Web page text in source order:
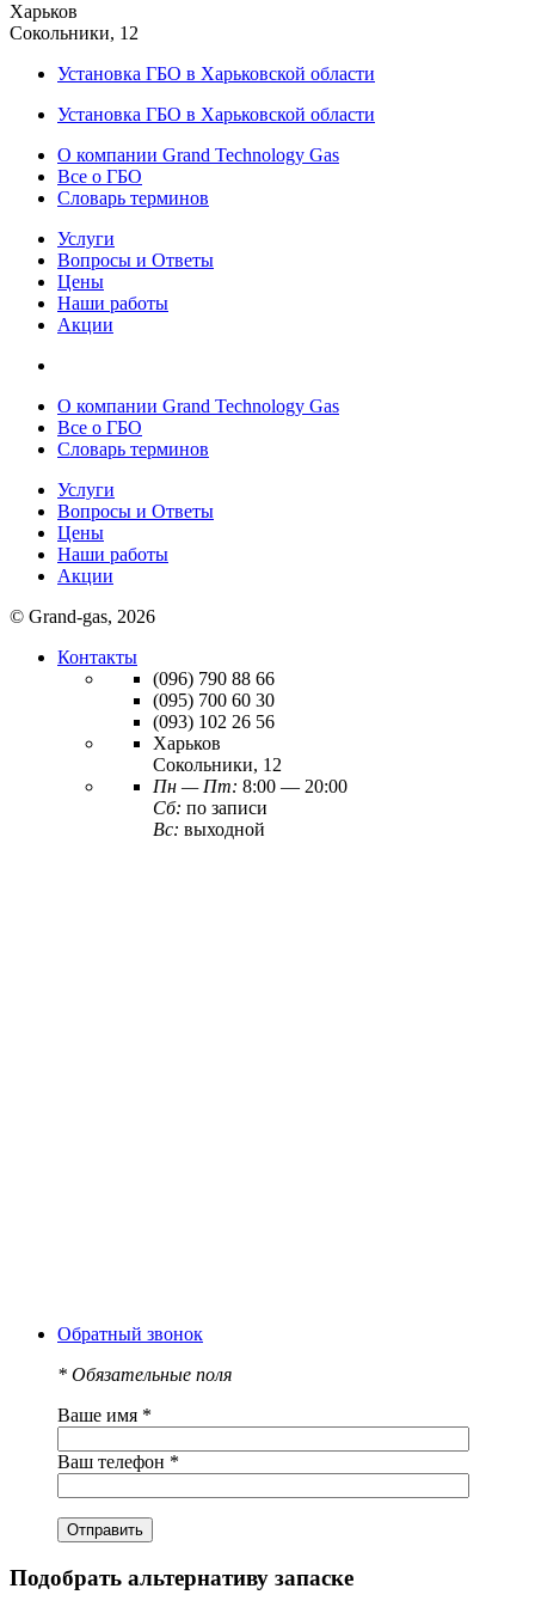
Харьков
Сокольники, 12
Установка ГБО в Харьковской области
Установка ГБО в Харьковской области
О компании Grand Technology Gas
Все о ГБО
Словарь терминов
Услуги
Вопросы и Ответы
Цены
Наши работы
Акции
О компании Grand Technology Gas
Все о ГБО
Словарь терминов
Услуги
Вопросы и Ответы
Цены
Наши работы
Акции
© Grand-gas, 2026
Контакты
(096) 790 88 66
(095) 700 60 30
(093) 102 26 56
Харьков
Сокольники, 12
Пн — Пт: 8:00 — 20:00
Сб: по записи
Вс: выходной
Обратный звонок
* Обязательные поля
Ваше имя *
Ваш телефон *
Подобрать альтернативу запаске